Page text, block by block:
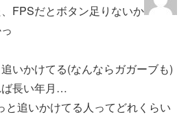
FPSだとボタン足りないか
いかけてる(なんならガガーブも)
ば長い年月…
と追いかけてる人ってどれくらい